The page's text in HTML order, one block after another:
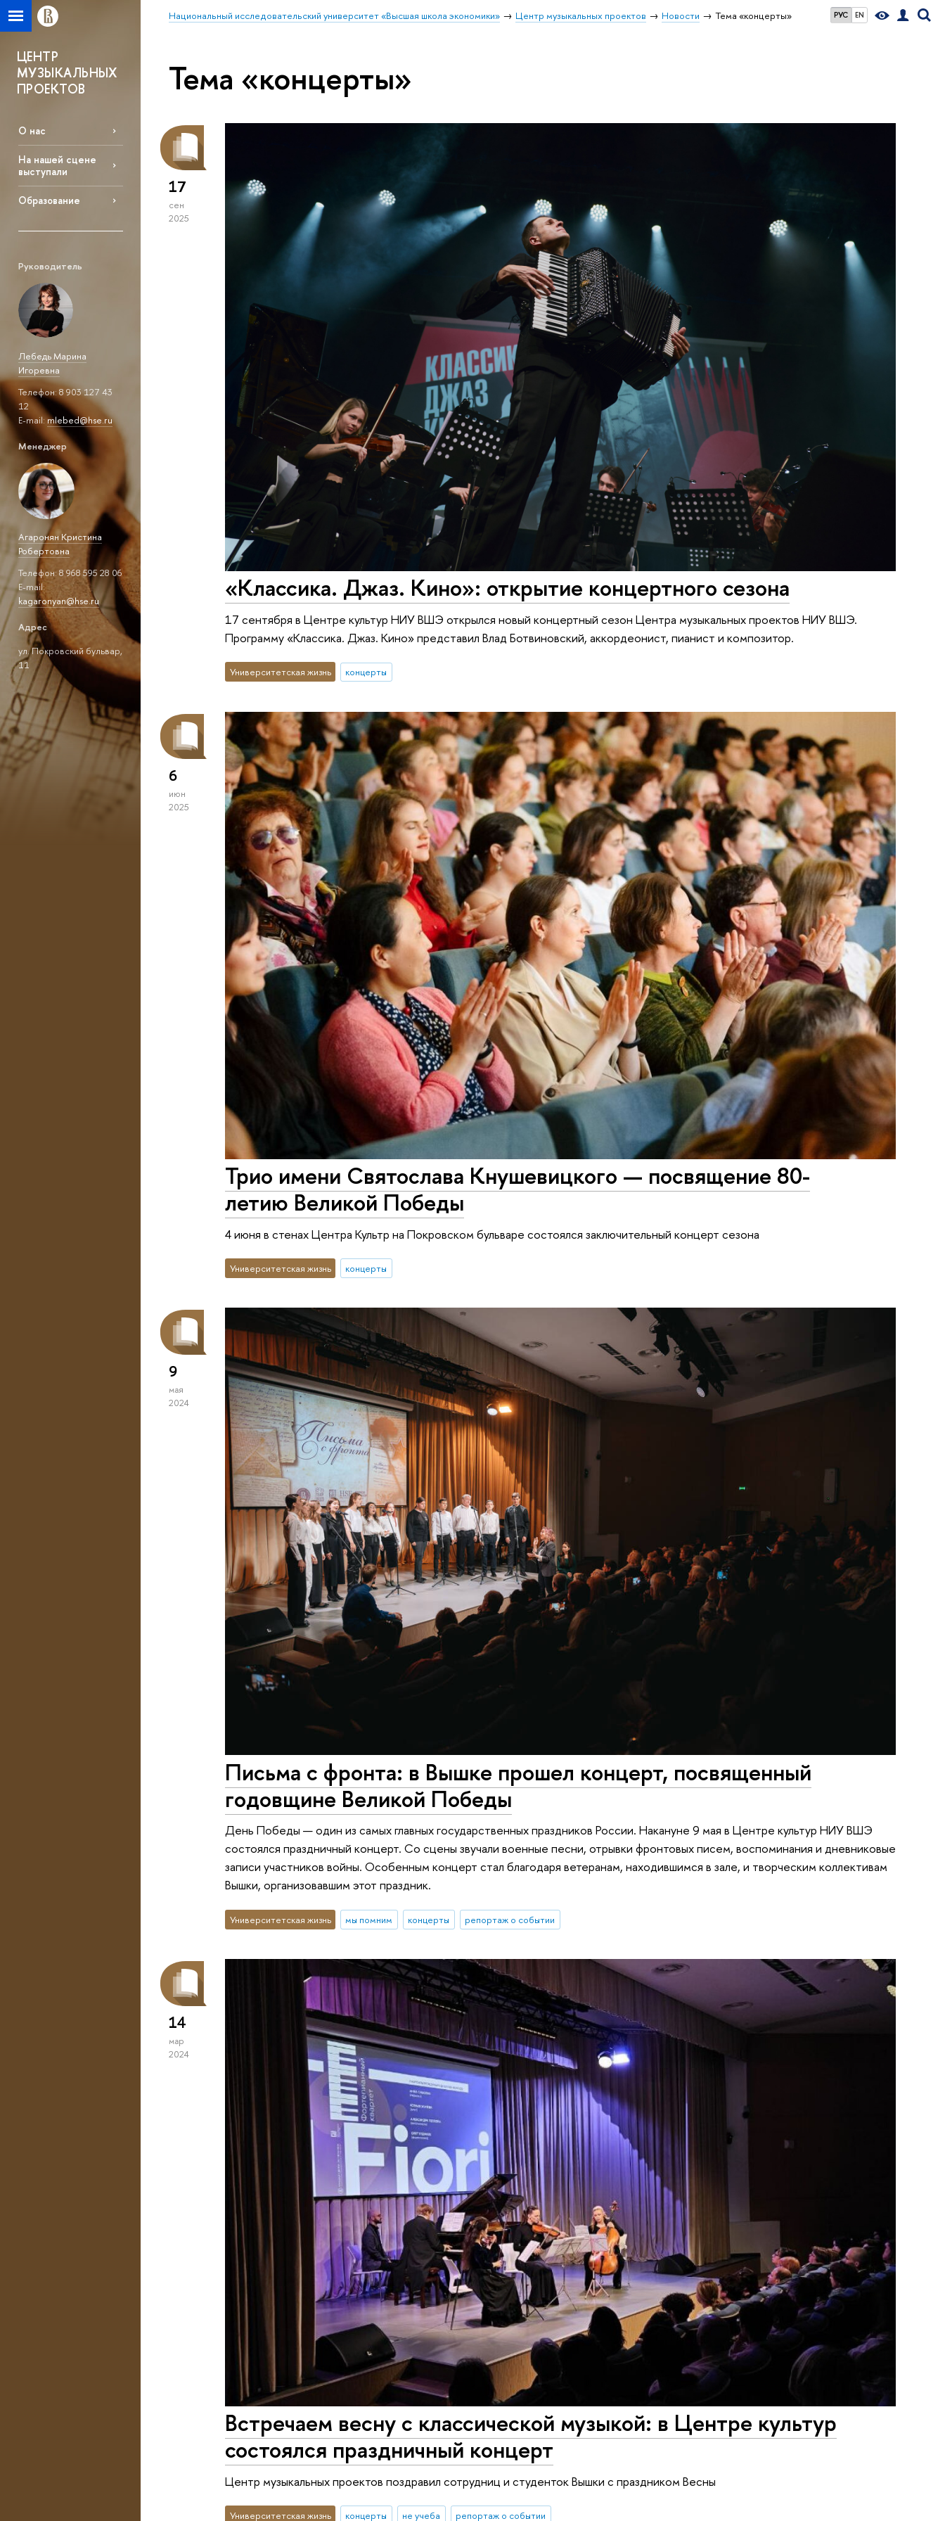
РУС EN
Национальный исследовательский университет «Высшая школа экономики» Центр музыкальных проектов Новости Тема «концерты»
ЦЕНТР
МУЗЫКАЛЬНЫХ
ПРОЕКТОВ
О нас
На нашей сцене
выступали
Образование
Руководитель
Лебедь Марина
Игоревна
Телефон: 8 903 127 43
12
Е-mail:mlebed@hse.ru
Менеджер
Агаронян Кристина
Робертовна
Телефон: 8 968 595 28 06
Е-mail:
kagaronyan@hse.ru
Адрес
ул. Покровский бульвар,
11
Тема «концерты»
17
сен
2025
«Классика. Джаз. Кино»: открытие концертного сезона
17 сентября в Центре культур НИУ ВШЭ открылся новый концертный сезон Центра музыкальных проектов НИУ ВШЭ.
Программу «Классика. Джаз. Кино» представил Влад Ботвиновский, аккордеонист, пианист и композитор.
Университетская жизнь концерты
6
июн
2025
Трио имени Святослава Кнушевицкого — посвящение 80-
летию Великой Победы
4 июня в стенах Центра Культр на Покровском бульваре состоялся заключительный концерт сезона
Университетская жизнь концерты
9
мая
2024
Письма с фронта: в Вышке прошел концерт, посвященный
годовщине Великой Победы
День Победы — один из самых главных государственных праздников России. Накануне 9 мая в Центре культур НИУ ВШЭ
состоялся праздничный концерт. Со сцены звучали военные песни, отрывки фронтовых писем, воспоминания и дневниковые
записи участников войны. Особенным концерт стал благодаря ветеранам, находившимся в зале, и творческим коллективам
Вышки, организовавшим этот праздник.
Университетская жизнь мы помним концерты репортаж о событии
14
мар
2024
Встречаем весну с классической музыкой: в Центре культур
состоялся праздничный концерт
Центр музыкальных проектов поздравил сотрудниц и студенток Вышки с праздником Весны
Университетская жизнь концерты не учеба репортаж о событии